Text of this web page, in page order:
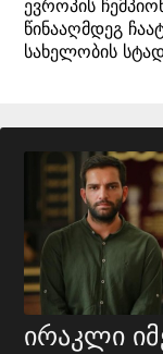
ევროპის
წინააღმდეგ
სახელობის
ირაკლი